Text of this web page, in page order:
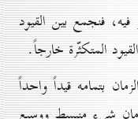
فيه، فنجمع بين القيود
المتكثّرة خارجاً.
بتمامه قيداً واحداً